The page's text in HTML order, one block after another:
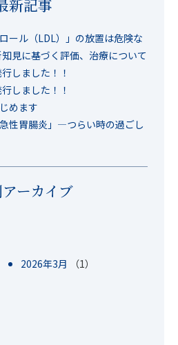
新記事
ール（LDL）」の放置は危険な
見に基づく評価、治療について
しました！！
しました！！
めます
性胃腸炎」―つらい時の過ごし
ーカイブ
2026年3月
（1）